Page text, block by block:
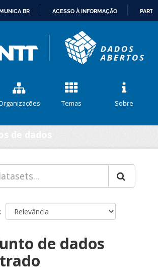
CONTEÚDO
BR ACESSO À INFORMAÇÃO
Temas Sobre
de dados